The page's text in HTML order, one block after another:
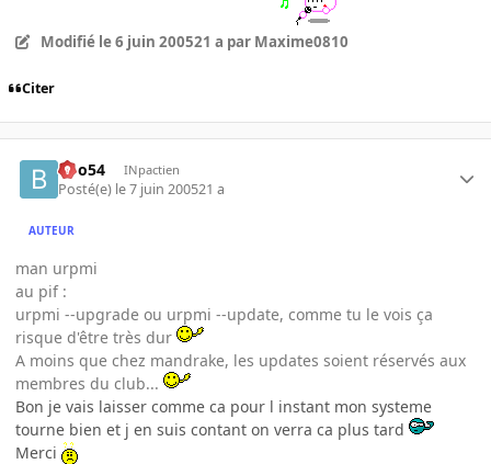
Modifié le 6 juin 200521 a par Maxime0810
Citer
Boo54 INpactien
Posté(e) le 7 juin 200521 a
AUTEUR
man urpmi
au pif :
urpmi --upgrade ou urpmi --update, comme tu le vois ça
risque d'être très dur
A moins que chez mandrake, les updates soient réservés aux
membres du club...
Bon je vais laisser comme ca pour l instant mon systeme
tourne bien et j en suis contant on verra ca plus tard
Merci